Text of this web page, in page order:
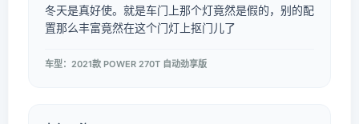
冬天是真好使。就是车门上那个灯竟然是假的，别的配
置那么丰富竟然在这个门灯上抠门儿了
车型：2021款 POWER 270T 自动劲享版